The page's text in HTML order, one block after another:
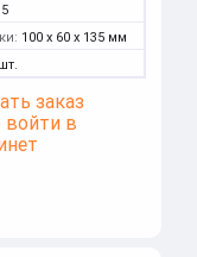
100 x 60 x 135 мм
заказ
войти в